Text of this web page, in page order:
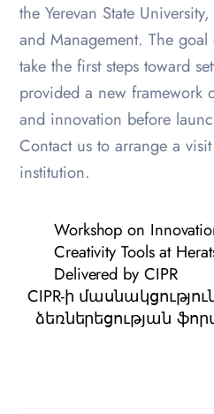
the Yerevan State
and Management. The
take the first steps toward
provided a new framework
and innovation before
Contact us to arrange a
institution.
Workshop on
Creativity Tools at
Delivered by CIPR
CIPR-ի
ձեռներեցության